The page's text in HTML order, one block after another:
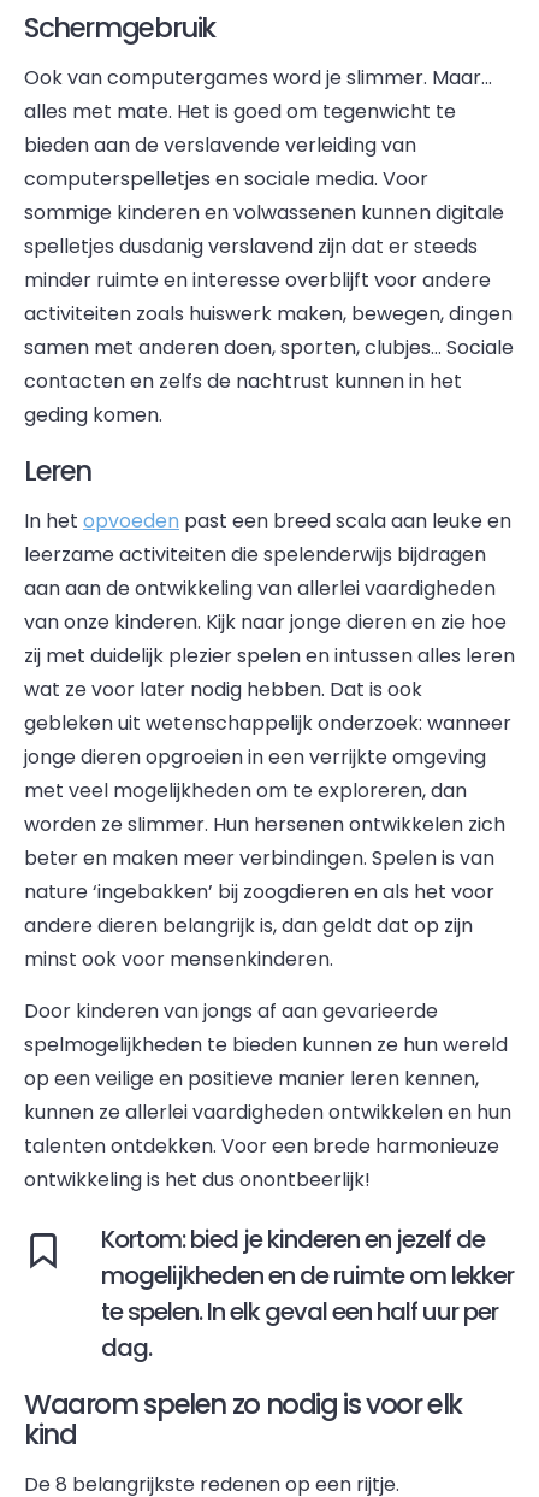
Schermgebruik
Ook van computergames word je slimmer. Maar…
alles met mate. Het is goed om tegenwicht te
bieden aan de verslavende verleiding van
computerspelletjes en sociale media. Voor
sommige kinderen en volwassenen kunnen digitale
spelletjes dusdanig verslavend zijn dat er steeds
minder ruimte en interesse overblijft voor andere
activiteiten zoals huiswerk maken, bewegen, dingen
samen met anderen doen, sporten, clubjes… Sociale
contacten en zelfs de nachtrust kunnen in het
geding komen.
Leren
In het opvoeden past een breed scala aan leuke en
leerzame activiteiten die spelenderwijs bijdragen
aan aan de ontwikkeling van allerlei vaardigheden
van onze kinderen. Kijk naar jonge dieren en zie hoe
zij met duidelijk plezier spelen en intussen alles leren
wat ze voor later nodig hebben. Dat is ook
gebleken uit wetenschappelijk onderzoek: wanneer
jonge dieren opgroeien in een verrijkte omgeving
met veel mogelijkheden om te exploreren, dan
worden ze slimmer. Hun hersenen ontwikkelen zich
beter en maken meer verbindingen. Spelen is van
nature ‘ingebakken’ bij zoogdieren en als het voor
andere dieren belangrijk is, dan geldt dat op zijn
minst ook voor mensenkinderen.
Door kinderen van jongs af aan gevarieerde
spelmogelijkheden te bieden kunnen ze hun wereld
op een veilige en positieve manier leren kennen,
kunnen ze allerlei vaardigheden ontwikkelen en hun
talenten ontdekken. Voor een brede harmonieuze
ontwikkeling is het dus onontbeerlijk!
Kortom: bied je kinderen en jezelf de
mogelijkheden en de ruimte om lekker
te spelen. In elk geval een half uur per
dag.
Waarom spelen zo nodig is voor elk
kind
De 8 belangrijkste redenen op een rijtje.